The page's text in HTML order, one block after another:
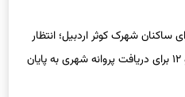
مالکان بلوک‌های ۹ و ۱۲ برای دریافت پروانه شهری به پایان